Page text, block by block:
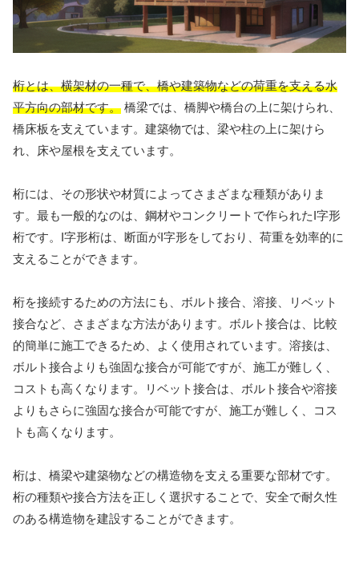
桁とは、横架材の一種で、橋や建築物などの荷重を支える水
平方向の部材です。 橋梁では、橋脚や橋台の上に架けられ、
橋床板を支えています。建築物では、梁や柱の上に架けら
れ、床や屋根を支えています。
桁には、その形状や材質によってさまざまな種類がありま
す。最も一般的なのは、鋼材やコンクリートで作られたI字形
桁です。I字形桁は、断面がI字形をしており、荷重を効率的に
支えることができます。
桁を接続するための方法にも、ボルト接合、溶接、リベット
接合など、さまざまな方法があります。ボルト接合は、比較
的簡単に施工できるため、よく使用されています。溶接は、
ボルト接合よりも強固な接合が可能ですが、施工が難しく、
コストも高くなります。リベット接合は、ボルト接合や溶接
よりもさらに強固な接合が可能ですが、施工が難しく、コス
トも高くなります。
桁は、橋梁や建築物などの構造物を支える重要な部材です。
桁の種類や接合方法を正しく選択することで、安全で耐久性
のある構造物を建設することができます。